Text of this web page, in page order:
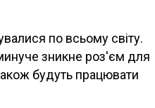
по всьому світу.
зникне роз'єм для
будуть працювати